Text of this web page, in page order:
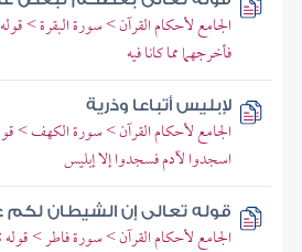
الجامع لأحكام القرآن > سورة البقرة > قوله
فأخرجهما مما كانا فيه
لإبليس أتباعا وذرية
الجامع لأحكام القرآن > سورة الكهف >
اسجدوا لآدم فسجدوا إلا إبليس
قوله تعالى إن الشيطان لكم
الجامع لأحكام القرآن > سورة فاطر >